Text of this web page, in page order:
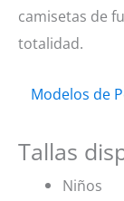
camisetas de
totalidad.
Modelos de
Tallas
Niños